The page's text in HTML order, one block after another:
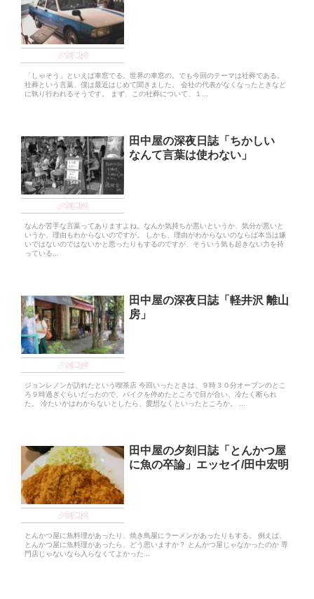
夕刻日誌
「しゃそう」といえば車窓でる。世界の車窓の。でも今回のテーマは社葬である。
社葬という言葉、僕は最近はじめて聞きました。 会社の代表がなくなったときなど
に執り行われるそうです。 まず、この社葬について、１...
夕刻日誌
田中屋の深夜日誌「ちかしい
なんて言葉は使わない」
なんか苦手な言葉ってありますよね。なんか気持ちが悪いというか、気分が悪いと
いうか、理由もわからないのですが。 しかも、理由がわからないのならば本当は嫌
いではないのではないかと思ったりもするのですが、そういう気も起きない力を持
っている...
夕刻日誌
田中屋の深夜日誌「軽井沢 離山
房」
ジョンレノンが訪れたという喫茶店 今回いったときは、９時３０分オープンのとこ
ろ９時過ぎぐらいだったので、バイクを停めたところで目が合い、冷たく断られ
た。 冷たいかはわからないとしたら、愛想なくといったところか。 ...
夕刻日誌
田中屋の夕刻日誌「とんかつ屋
に魚の卒論」エッセイ/田中宏明
とんかつ屋に魚料理があったり、焼き鳥屋にラーメンがあったりもする。 例えば、
とんかつ屋に魚料理があったら、どう思いますか？ とんかつ屋じゃなかったのか 専
門店じゃないなら入らなくてよかった...